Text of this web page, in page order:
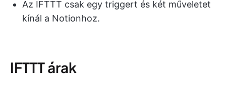
Az IFTTT csak egy triggert és két műveletet
kínál a Notionhoz.
IFTTT árak